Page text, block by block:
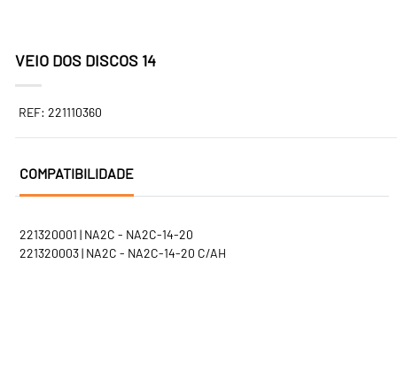
VEIO DOS DISCOS 14
REF: 221110360
COMPATIBILIDADE
221320001 | NA2C - NA2C-14-20
221320003 | NA2C - NA2C-14-20 C/AH